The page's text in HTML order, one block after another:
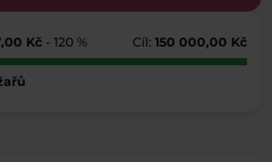
Kč - 120 % Cíl: 150 000,00 Kč